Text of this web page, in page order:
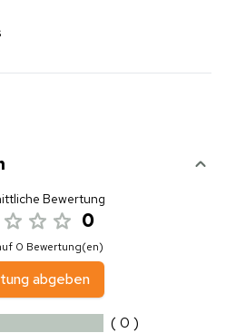
Bewertung
0
0 Bewertung(en)
abgeben
( 0 )